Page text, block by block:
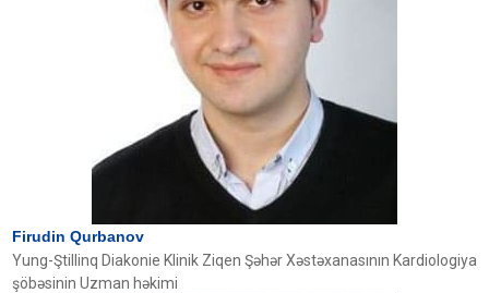
Firudin Qurbanov
Yung-Ştillinq Diakonie Klinik Ziqen Şəhər Xəstəxanasının Kardiologiya
şöbəsinin Uzman həkimi